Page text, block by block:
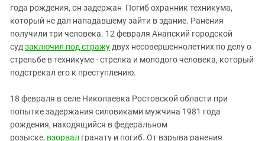
года рождения, он задержан Погиб охранник техникума,
который не дал нападавшему зайти в здание. Ранения
получили три человека. 12 февраля Анапский городской
суд заключил под стражу двух несовершеннолетних по делу о
стрельбе в техникуме - стрелка и молодого человека, который
подстрекал его к преступлению.
18 февраля в селе Николаевка Ростовской области при
попытке задержания силовиками мужчина 1981 года
рождения, находящийся в федеральном
розыске, взорвал гранату и погиб. От взрыва ранения